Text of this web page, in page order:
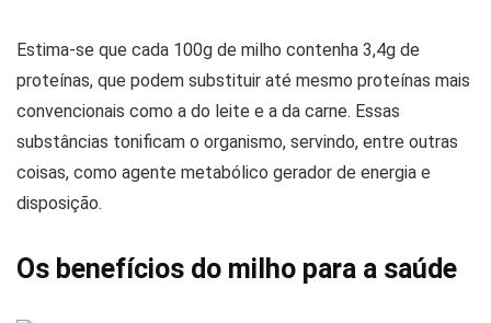
Estima-se que cada 100g de milho contenha 3,4g de
proteínas, que podem substituir até mesmo proteínas mais
convencionais como a do leite e a da carne. Essas
substâncias tonificam o organismo, servindo, entre outras
coisas, como agente metabólico gerador de energia e
disposição.
Os benefícios do milho para a saúde